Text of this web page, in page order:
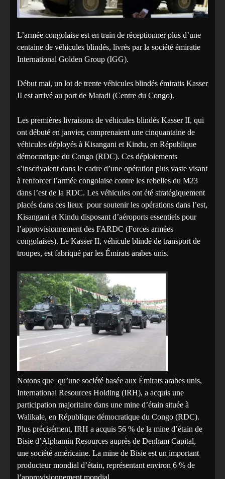
L’armée congolaise est en train de réceptionner plus d’une
centaine de véhicules blindés, livrés par la société émiratie
International Golden Group (IGG).
Début mai, un lot de trente véhicules blindés émiratis Kasser
II est arrivé au port de Matadi (Centre du Congo).
Les premières livraisons de véhicules blindés Kasser II, qui
ont débuté en janvier, comprenaient une cinquantaine de
véhicules déployés à Kisangani et Kindu, en République
démocratique du Congo (RDC). Ces déploiements
s’inscrivaient dans le cadre d’une opération plus vaste visant
à renforcer l’armée congolaise contre les rebelles du M23
dans l’est de la RDC. Les véhicules ont été stratégiquement
placés dans ces lieux pour soutenir les opérations dans l’est,
Kisangani et Kindu disposant d’aéroports essentiels pour
l’approvisionnement des FARDC (Forces armées
congolaises). Le Kasser II, véhicule blindé de transport de
troupes, est fabriqué par les Émirats arabes unis.
Notons que qu’une société basée aux Émirats arabes unis,
International Resources Holding (IRH), a acquis une
participation majoritaire dans une mine d’étain située à
Walikale, en République démocratique du Congo (RDC).
Plus précisément, IRH a acquis 56 % de la mine d’étain de
Bisie d’Alphamin Resources auprès de Denham Capital,
une société américaine. La mine de Bisie est un important
producteur mondial d’étain, représentant environ 6 % de
l’approvisionnement mondial.